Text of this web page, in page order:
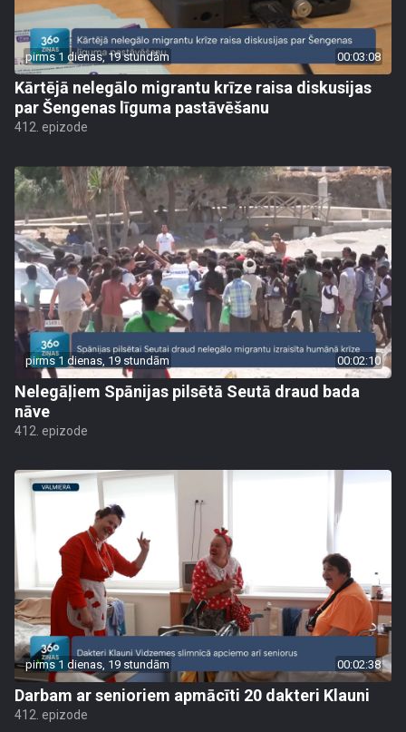
pirms 1 dienas, 19 stundām 00:03:08
Kārtējā nelegālo migrantu krīze raisa diskusijas
par Šengenas līguma pastāvēšanu
412. epizode
pirms 1 dienas, 19 stundām 00:02:10
Nelegāļiem Spānijas pilsētā Seutā draud bada
nāve
412. epizode
pirms 1 dienas, 19 stundām 00:02:38
Darbam ar senioriem apmācīti 20 dakteri Klauni
412. epizode